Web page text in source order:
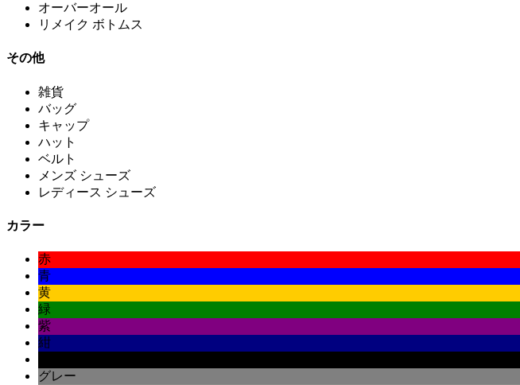
オーバーオール
リメイク ボトムス
その他
雑貨
バッグ
キャップ
ハット
ベルト
メンズ シューズ
レディース シューズ
カラー
赤
青
黄
緑
紫
紺
グレー